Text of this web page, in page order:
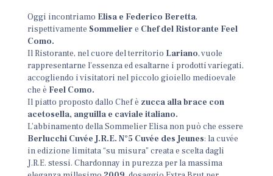
Oggi incontriamo Elisa e Federico Beretta,
rispettivamente Sommelier e Chef del Ristorante Feel
Como.
Il Ristorante, nel cuore del territorio Lariano, vuole
rappresentarne l’essenza ed esaltarne i prodotti variegati,
accogliendo i visitatori nel piccolo gioiello medioevale
che è Feel Como.
Il piatto proposto dallo Chef è zucca alla brace con
acetosella, anguilla e caviale italiano.
L’abbinamento della Sommelier Elisa non può che essere
Berlucchi Cuvée J.R.E. N°5 Cuvée des Jeunes: la cuvée
in edizione limitata “su misura” creata e scelta dagli
J.R.E. stessi. Chardonnay in purezza per la massima